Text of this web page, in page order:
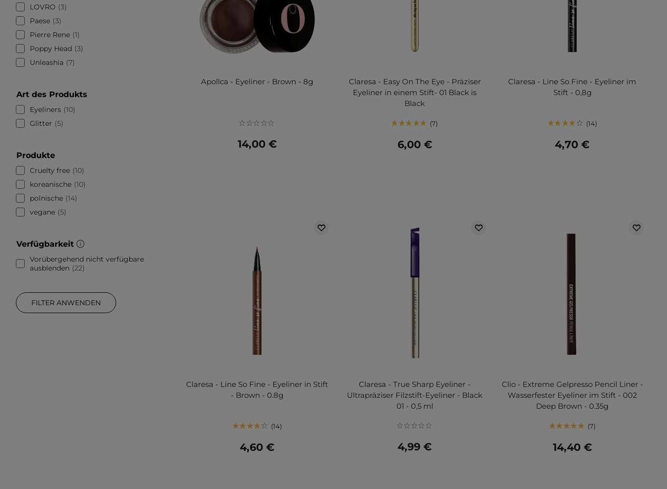
LOVRO
3
Paese 3
Pierre Rene 1
Poppy Head
3
Unleashia
7
Art des Produkts
Eyeliners 10
Glitter
5
Produkte
Cruelty free 10
koreanische 10
polnische 14
vegane 5
Verfügbarkeit
Vorübergehend nicht verfügbare
ausblenden
22
FILTER ANWENDEN
Apollca - Eyeliner - Brown - 8g
14,00 €
Claresa - Easy On The Eye - Präziser
Eyeliner in einem Stift- 01 Black is
Black
7
6,00 €
Claresa - Line So Fine - Eyeliner im
Stift - 0,8g
14
4,70 €
Claresa - Line So Fine - Eyeliner in Stift
- Brown - 0.8g
14
4,60 €
Claresa - True Sharp Eyeliner -
Ultrapräziser Filzstift-Eyeliner - Black
01 - 0,5 ml
4,99 €
Clio - Extreme Gelpresso Pencil Liner -
Wasserfester Eyeliner im Stift - 002
Deep Brown - 0.35g
7
14,40 €